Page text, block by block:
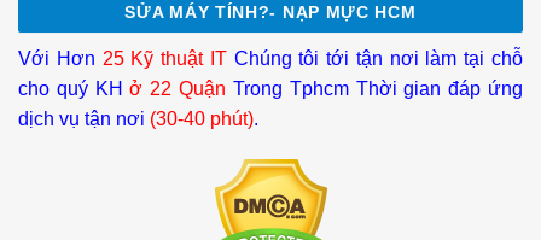
SỬA MÁY TÍNH?- NẠP MỰC HCM
Với Hơn 25 Kỹ thuật ITChúng tôi tới tận nơi làm tại chỗ
cho quý KHở 22 Quận Trong Tphcm Thời gian đáp ứng
dịch vụ tận nơi (30-40 phút).